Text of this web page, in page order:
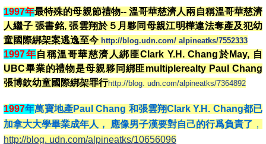
1997年最特殊的母親節禮物-- 溫哥華慈濟人兩自稱溫哥華慈濟
人繼子 張書銘, 張雲翔於５月夥同母親江明樺違法奪產及犯幼
童國際綁架案逃逸至今 http://blog.udn.com/ alpineatks/7552333
1997年自稱溫哥華慈濟人綁匪Clark Y.H. Chang於May, 自
UBC畢業的禮物是母親夥同綁匪multiplerealty Paul Chang
張博欽幼童國際綁架罪行http://blog. udn.com/alpineatks/7364892
1997年萬寶地產Paul Chang 和張雲翔Clark Y.H. Chang都已
加拿大大學畢業成年人， 應像男子漢要對自己的行爲負責了 ，
http://blog. udn.com/alpineatks/10656096